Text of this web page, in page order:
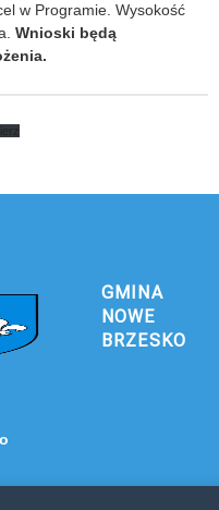
w Programie. Wysokość
Wnioski będą
GMINA
NOWE
BRZESKO